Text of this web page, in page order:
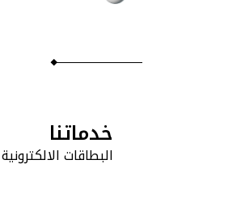
خدماتنا
البطاقات الالكترونية